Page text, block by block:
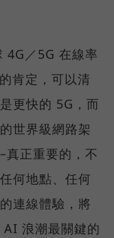
／5G 在線率
肯定，可以清
更快的 5G，而
世界級網路架
真正重要的，不
何地點、任何
連線體驗，將
浪潮最關鍵的